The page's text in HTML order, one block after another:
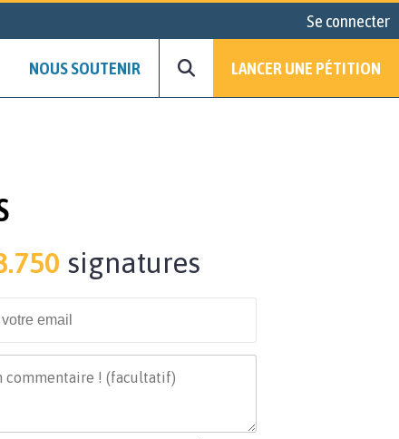
Se connecter
NOUS SOUTENIR LANCER UNE PÉTITION
signatures